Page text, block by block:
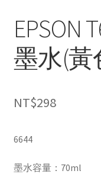
EPSON
墨水(黃
NT$298
6644
墨水容量：70ml